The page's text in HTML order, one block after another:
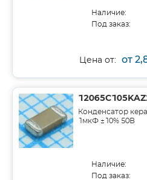
Наличие:
Под заказ:
Цена от: от
Конденсатор
1мкФ ±10% 50В
Наличие:
Под заказ: